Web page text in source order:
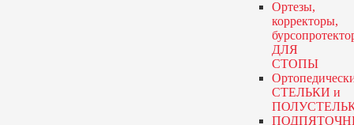
Ортезы,
корректоры,
ДЛЯ
СТОПЫ
СТЕЛЬКИ и